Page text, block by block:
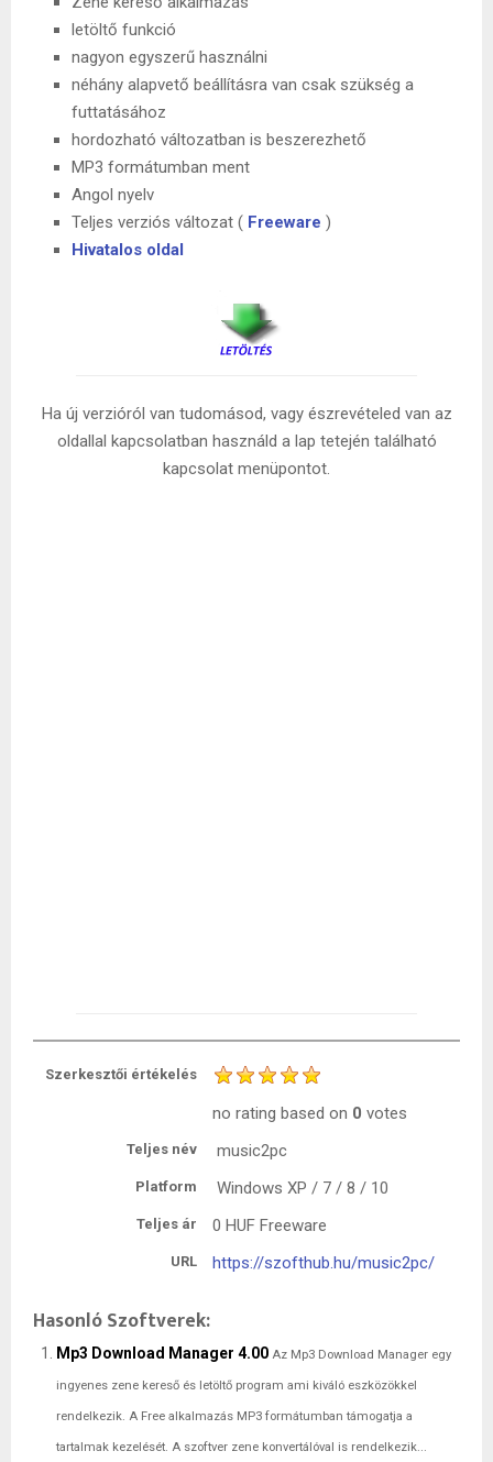
letöltő funkció
nagyon egyszerű használni
néhány alapvető beállításra van csak szükség a
futtatásához
hordozható változatban is beszerezhető
MP3 formátumban ment
Angol nyelv
Teljes verziós változat ( Freeware )
Hivatalos oldal
Ha új verzióról van tudomásod, vagy észrevételed van az
oldallal kapcsolatban használd a lap tetején található
kapcsolat menüpontot.
Szerkesztői értékelés
no rating based on 0 votes
Teljes név music2pc
Platform Windows XP / 7 / 8 / 10
Teljes ár 0 HUF Freeware
URL https://szofthub.hu/music2pc/
Hasonló Szoftverek:
Mp3 Download Manager 4.00 Az Mp3 Download Manager egy
ingyenes zene kereső és letöltő program ami kiváló eszközökkel
rendelkezik. A Free alkalmazás MP3 formátumban támogatja a
tartalmak kezelését. A szoftver zene konvertálóval is rendelkezik...